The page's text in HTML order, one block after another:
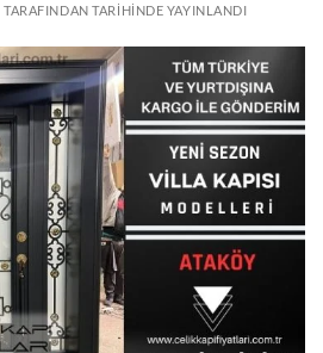
TARAFINDAN TARIHINDE YAYINLANDI